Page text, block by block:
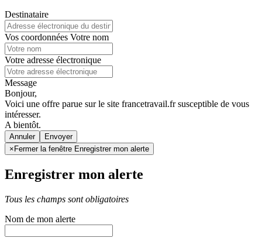
Destinataire
Vos coordonnées Votre nom
Votre adresse électronique
Message
Bonjour,
Voici une offre parue sur le site francetravail.fr susceptible de vous
intéresser.
A bientôt.
Annuler
× Fermer la fenêtre Enregistrer mon alerte
Enregistrer mon alerte
Tous les champs sont obligatoires
Nom de mon alerte